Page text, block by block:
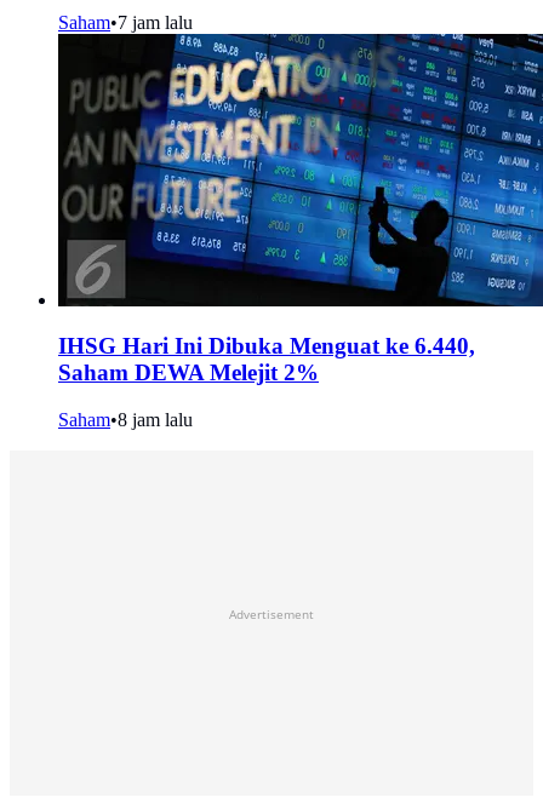
Saham•7 jam lalu
IHSG Hari Ini Dibuka Menguat ke 6.440,
Saham DEWA Melejit 2%
Saham•8 jam lalu
Advertisement